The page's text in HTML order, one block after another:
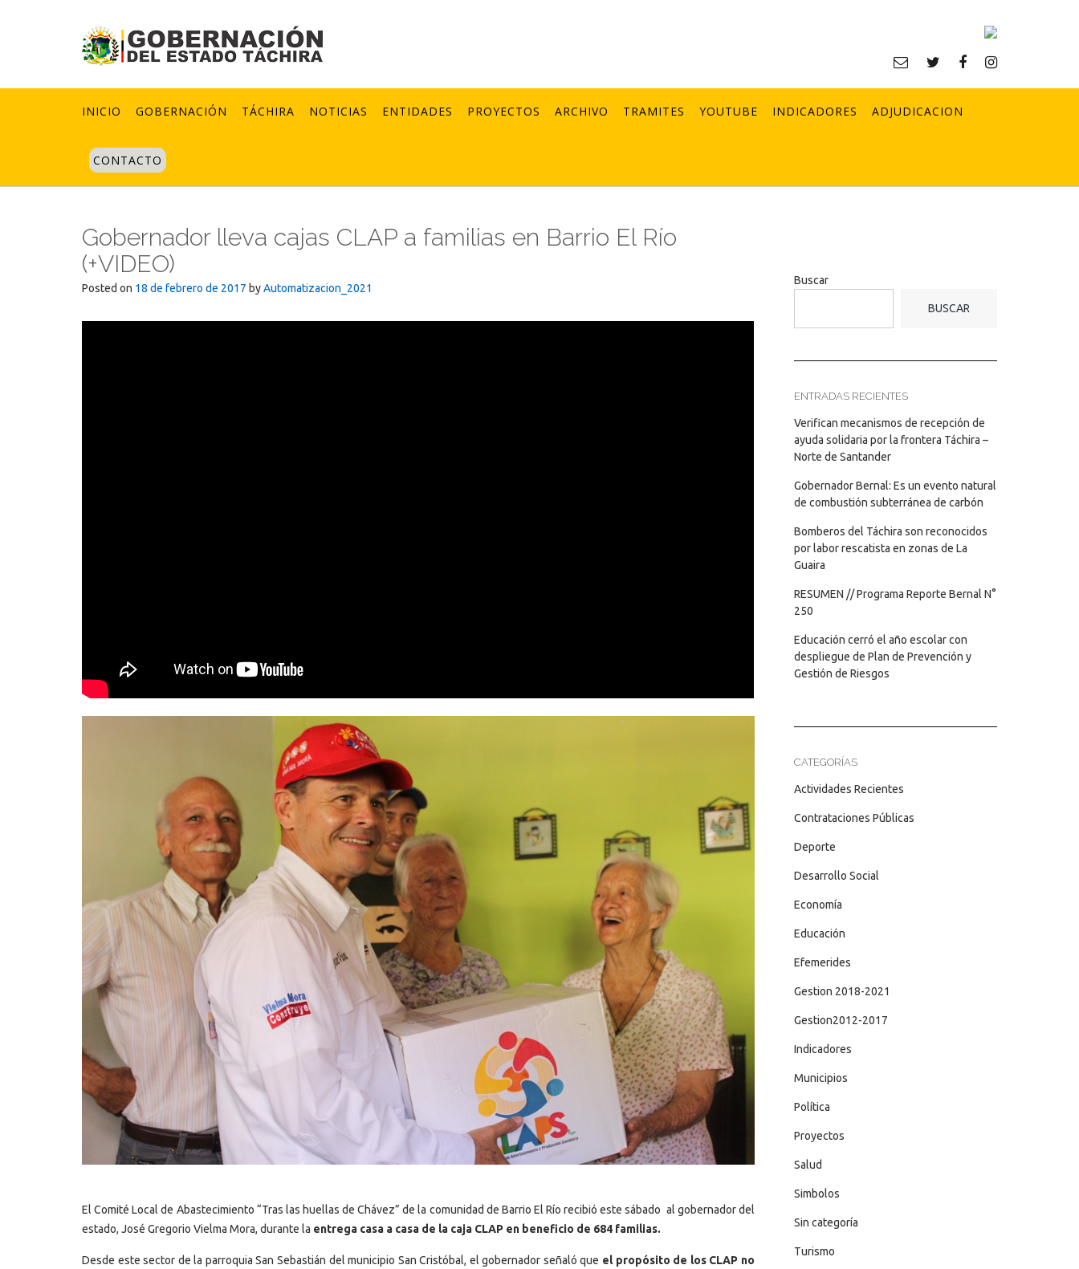
INICIO GOBERNACIÓN TÁCHIRA NOTICIAS ENTIDADES PROYECTOS ARCHIVO TRAMITES YOUTUBE INDICADORES ADJUDICACION
CONTACTO
Gobernador lleva cajas CLAP a familias en Barrio El Río
(+VIDEO)
Posted on 18 de febrero de 2017 byAutomatizacion_2021
El Comité Local de Abastecimiento “Tras las huellas de Chávez” de la comunidad de Barrio El Río recibió este sábado al gobernador del
estado, José Gregorio Vielma Mora, durante la entrega casa a casa de la caja CLAP en beneficio de 684 familias.
Desde este sector de la parroquia San Sebastián del municipio San Cristóbal, el gobernador señaló que el propósito de los CLAP no
Buscar
BUSCAR
ENTRADAS RECIENTES
Verifican mecanismos de recepción de
ayuda solidaria por la frontera Táchira –
Norte de Santander
Gobernador Bernal: Es un evento natural
de combustión subterránea de carbón
Bomberos del Táchira son reconocidos
por labor rescatista en zonas de La
Guaira
RESUMEN // Programa Reporte Bernal N°
250
Educación cerró el año escolar con
despliegue de Plan de Prevención y
Gestión de Riesgos
CATEGORÍAS
Actividades Recientes
Contrataciones Públicas
Deporte
Desarrollo Social
Economía
Educación
Efemerides
Gestion 2018-2021
Gestion2012-2017
Indicadores
Municipios
Política
Proyectos
Salud
Simbolos
Sin categoría
Turismo